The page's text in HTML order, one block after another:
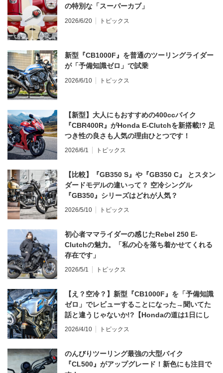
の特別な「スーパーカブ」
2026/6/20 トピックス
新型『CB1000F』を普通のツーリングライダー
が「予備知識ゼロ」で試乗
2026/6/10 トピックス
【新型】大人にもおすすめの400ccバイク
『CBR400R』がHonda E-Clutchを新搭載!? 足
つき性の良さも人気の理由ひとつです！
2026/6/1 トピックス
【比較】『GB350 S』や『GB350 C』 とスタン
ダードモデルの違いって？ 空冷シングル
『GB350』シリーズはどれが人気？
2026/5/10 トピックス
初心者ママライダーの感じたRebel 250 E-
Clutchの魅力。「私の心を落ち着かせてくれる
存在です」
2026/5/1 トピックス
【え？空冷？】新型『CB1000F』を「予備知識
ゼロ」でレビューすることになった→聞いてた
話と違うじゃないか!?【Hondaの道は1日にし
てならず／CB1000F ①第一印象 編】
2026/4/10 トピックス
のんびりツーリング最強の大型バイク
『CL500』がアップグレード！新色にも注目で